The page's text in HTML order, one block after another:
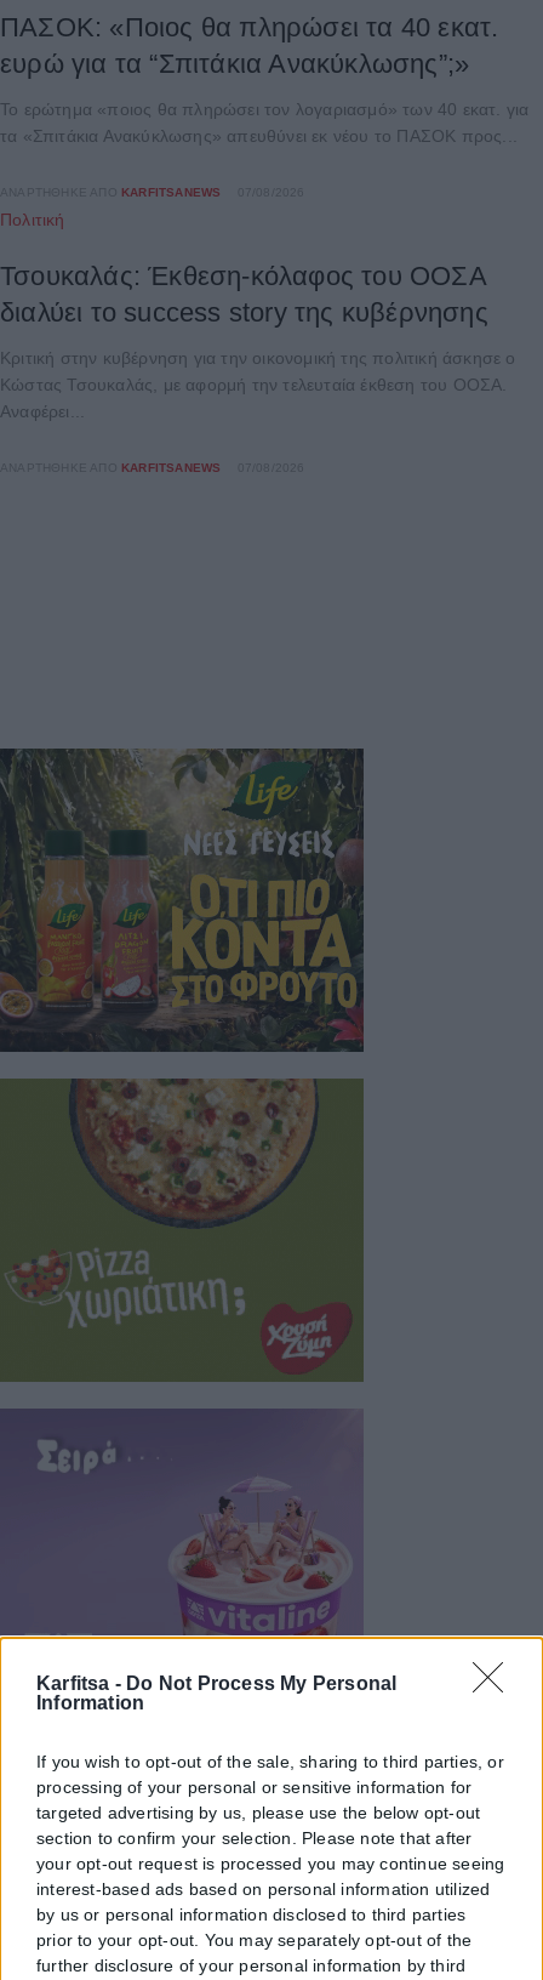
Karfitsa - Do Not Process My Personal
Information
If you wish to opt-out of the sale, sharing to third parties, or
processing of your personal or sensitive information for
targeted advertising by us, please use the below opt-out
section to confirm your selection. Please note that after
your opt-out request is processed you may continue seeing
interest-based ads based on personal information utilized
by us or personal information disclosed to third parties
prior to your opt-out. You may separately opt-out of the
further disclosure of your personal information by third
ΠΑΣΟΚ: «Ποιος θα πληρώσει τα 40 εκατ.
ευρώ για τα “Σπιτάκια Ανακύκλωσης”;»
Το ερώτημα «ποιος θα πληρώσει τον λογαριασμό» των 40 εκατ. για
τα «Σπιτάκια Ανακύκλωσης» απευθύνει εκ νέου το ΠΑΣΟΚ προς...
ΑΝΑΡΤΉΘΗΚΕ ΑΠΌ KARFITSANEWS
Πολιτική
Τσουκαλάς: Έκθεση-κόλαφος του ΟΟΣΑ
διαλύει το success story της κυβέρνησης
Κριτική στην κυβέρνηση για την οικονομική της πολιτική άσκησε ο
Κώστας Τσουκαλάς, με αφορμή την τελευταία έκθεση του ΟΟΣΑ.
Αναφέρει...
ΑΝΑΡΤΉΘΗΚΕ ΑΠΌ KARFITSANEWS